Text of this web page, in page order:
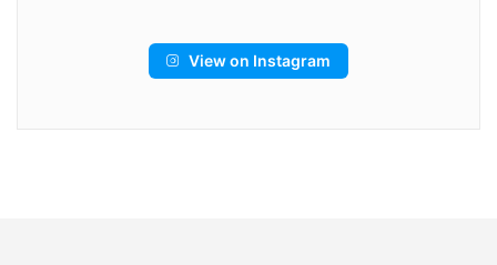
View on Instagram